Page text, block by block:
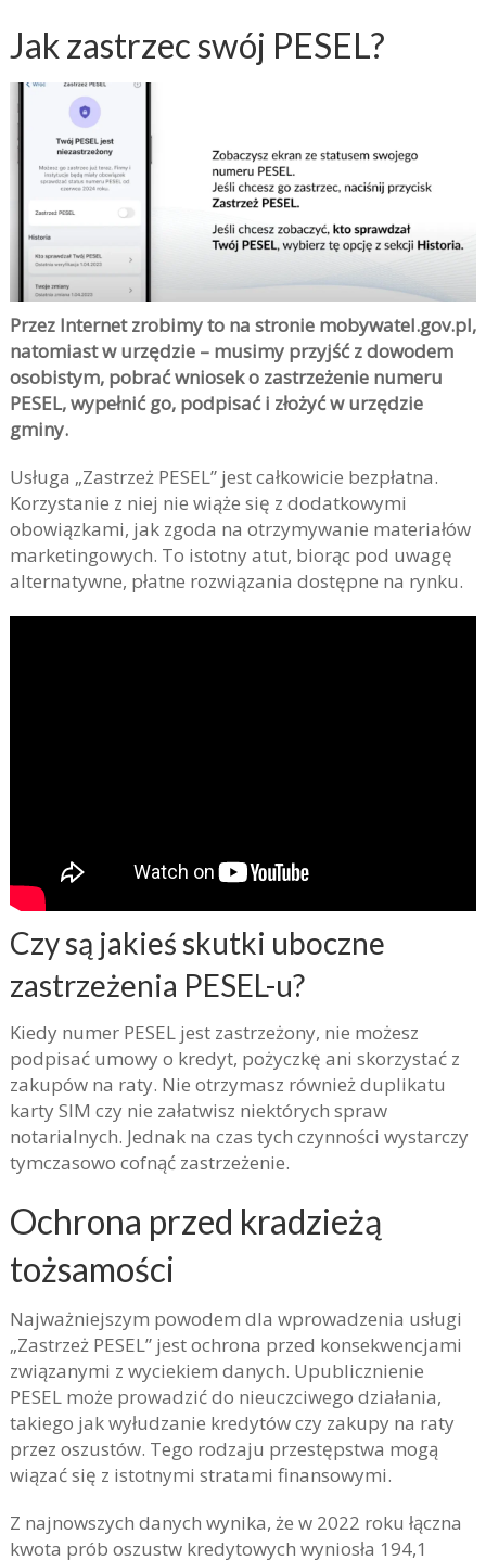
Jak zastrzec swój PESEL?
Przez Internet zrobimy to na stronie mobywatel.gov.pl,
natomiast w urzędzie – musimy przyjść z dowodem
osobistym, pobrać wniosek o zastrzeżenie numeru
PESEL, wypełnić go, podpisać i złożyć w urzędzie
gminy.
Usługa „Zastrzeż PESEL” jest całkowicie bezpłatna.
Korzystanie z niej nie wiąże się z dodatkowymi
obowiązkami, jak zgoda na otrzymywanie materiałów
marketingowych. To istotny atut, biorąc pod uwagę
alternatywne, płatne rozwiązania dostępne na rynku.
Czy są jakieś skutki uboczne
zastrzeżenia PESEL-u?
Kiedy numer PESEL jest zastrzeżony, nie możesz
podpisać umowy o kredyt, pożyczkę ani skorzystać z
zakupów na raty. Nie otrzymasz również duplikatu
karty SIM czy nie załatwisz niektórych spraw
notarialnych. Jednak na czas tych czynności wystarczy
tymczasowo cofnąć zastrzeżenie.
Ochrona przed kradzieżą
tożsamości
Najważniejszym powodem dla wprowadzenia usługi
„Zastrzeż PESEL” jest ochrona przed konsekwencjami
związanymi z wyciekiem danych. Upublicznienie
PESEL może prowadzić do nieuczciwego działania,
takiego jak wyłudzanie kredytów czy zakupy na raty
przez oszustów. Tego rodzaju przestępstwa mogą
wiązać się z istotnymi stratami finansowymi.
Z najnowszych danych wynika, że w 2022 roku łączna
kwota prób oszustw kredytowych wyniosła 194,1